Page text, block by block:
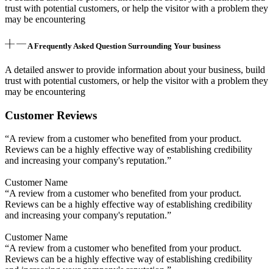
trust with potential customers, or help the visitor with a problem they
may be encountering
A Frequently Asked Question Surrounding Your business
A detailed answer to provide information about your business, build
trust with potential customers, or help the visitor with a problem they
may be encountering
Customer Reviews
“A review from a customer who benefited from your product.
Reviews can be a highly effective way of establishing credibility
and increasing your company's reputation.”
Customer Name
“A review from a customer who benefited from your product.
Reviews can be a highly effective way of establishing credibility
and increasing your company's reputation.”
Customer Name
“A review from a customer who benefited from your product.
Reviews can be a highly effective way of establishing credibility